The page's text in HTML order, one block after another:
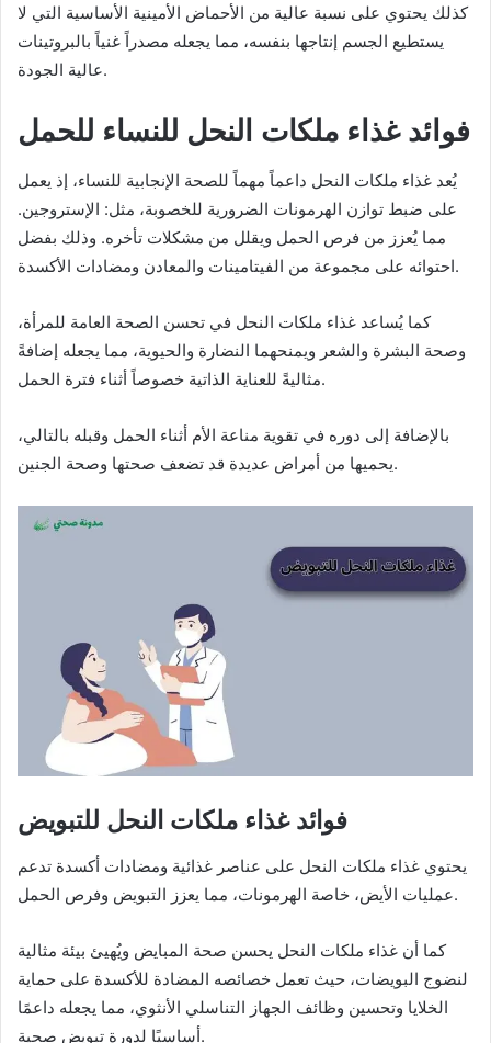
كذلك يحتوي على نسبة عالية من الأحماض الأمينية الأساسية التي لا
يستطيع الجسم إنتاجها بنفسه، مما يجعله مصدراً غنياً بالبروتينات
عالية الجودة.
فوائد غذاء ملكات النحل للنساء للحمل
يُعد غذاء ملكات النحل داعماً مهماً للصحة الإنجابية للنساء، إذ يعمل
على ضبط توازن الهرمونات الضرورية للخصوبة، مثل: الإستروجين.
مما يُعزز من فرص الحمل ويقلل من مشكلات تأخره. وذلك بفضل
احتوائه على مجموعة من الفيتامينات والمعادن ومضادات الأكسدة.
كما يُساعد غذاء ملكات النحل في تحسن الصحة العامة للمرأة،
وصحة البشرة والشعر ويمنحهما النضارة والحيوية، مما يجعله إضافةً
مثاليةً للعناية الذاتية خصوصاً أثناء فترة الحمل.
بالإضافة إلى دوره في تقوية مناعة الأم أثناء الحمل وقبله بالتالي،
يحميها من أمراض عديدة قد تضعف صحتها وصحة الجنين.
فوائد غذاء ملكات النحل للتبويض
يحتوي غذاء ملكات النحل على عناصر غذائية ومضادات أكسدة تدعم
عمليات الأيض، خاصة الهرمونات، مما يعزز التبويض وفرص الحمل.
كما أن غذاء ملكات النحل يحسن صحة المبايض ويُهيئ بيئة مثالية
لنضوج البويضات، حيث تعمل خصائصه المضادة للأكسدة على حماية
الخلايا وتحسين وظائف الجهاز التناسلي الأنثوي، مما يجعله داعمًا
أساسيًا لدورة تبويض صحية.